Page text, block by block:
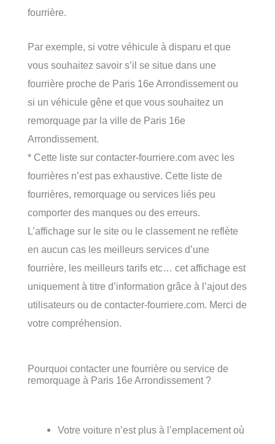
fourrière.
Par exemple, si votre véhicule à disparu et que
vous souhaitez savoir s’il se situe dans une
fourrière proche de Paris 16e Arrondissement ou
si un véhicule gêne et que vous souhaitez un
remorquage par la ville de Paris 16e
Arrondissement.
* Cette liste sur contacter-fourriere.com avec les
fourrières n’est pas exhaustive. Cette liste de
fourrières, remorquage ou services liés peu
comporter des manques ou des erreurs.
L’affichage sur le site ou le classement ne reflète
en aucun cas les meilleurs services d’une
fourrière, les meilleurs tarifs etc… cet affichage est
uniquement à titre d’information grâce à l’ajout des
utilisateurs ou de contacter-fourriere.com. Merci de
votre compréhension.
Pourquoi contacter une fourrière ou service de
remorquage à Paris 16e Arrondissement ?
Votre voiture n’est plus à l’emplacement où